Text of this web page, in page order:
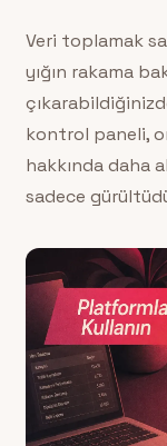
Veri toplamak
yığın rakama
kontrol paneli,
hakkında daha
sadece